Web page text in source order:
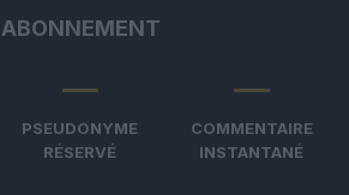
ABONNEMENT
PSEUDONYME
RÉSERVÉ
COMMENTAIRE
INSTANTANÉ